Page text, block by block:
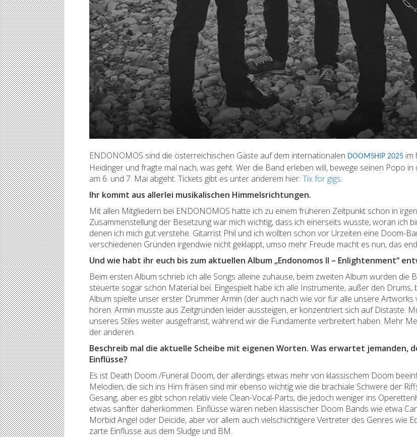
ENDONOMOS sind die österreichischen Gäste auf dem internationalen DOOMSHIP 2025 im
Heidinger und fragte mal nach, was geht. Wer die Band erleben will, bewege seinen Popo
am 6. und 7. Mai abgeht. Tickets gibt es unter anderem hier: Tix for gigs.
Ihr kommt aus allerlei musikalischen Himmelsrichtungen.
Mit allen Mitgliedern bei ENDONOMOS hatte ich zu einem früheren Zeitpunkt schon in
Zusammenstellung der Besetzung war mich wichtig, dass ich einerseits wusste, woran ich
denen ich mich gut verstehe. Gitarrist Phil und ich wollten schon vor Urzeiten eine Doom-
verschiedenen Gründen irgendwie nicht geklappt, umso mehr Freude macht es nun, das
Und wie habt ihr euch bis zum aktuellen Album „Endonomos II – Enlightenment“
Beim ersten Album schrieb ich alle Songs alleine zuhause, beim zweiten Album wurden die
steuerte sogar schon Material bei. Eingespielt habe ich alle Instrumente, außer den
Album spielte unser erster Drummer Armin (der auch nach wie vor für alle unsere
hören. Armin musste aus Zeitgründen leider aussteigen, er konzentriert sich auf Distaste.
unseres Stiles weiter ausgefranst, während wir die Fundamente verbreitert haben. Mehr
der anderen.
Beschreib mal die aktuelle Scheibe mit eigenen Worten. Was erwartet jemanden,
Einflüsse?
Es ist Death Doom /Funeral Doom, der allerdings etwas mehr von klassischem Doom
Melodien, die sich ins Hirn fräsen sind mir ebenso wichtig wie die brachiale Schwere der
Gesang, aber es gibt schon relativ viele Clean-Vocal-Parts, die jedoch weniger ins
etwas sanfter daherkommen. Einflüsse wären neben klassischer Doom Bands wie etwa
Morbid Angel oder Deicide, aber vor allem auch vielschichtigere Vertreter des Genres wie
zarte Einflüsse aus dem Sludge und BM.